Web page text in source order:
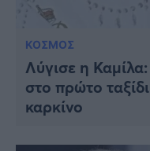
ΚΟΣΜΟΣ
Λύγισε η
στο πρώτο
καρκίνο